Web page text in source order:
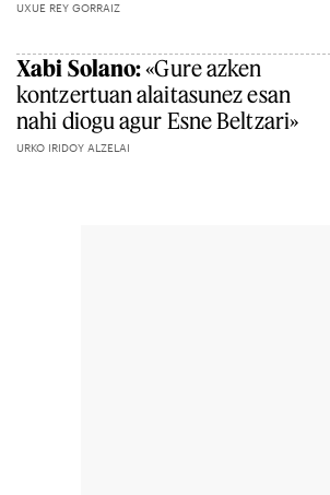
UXUE REY GORRAIZ
Xabi Solano:«Gure azken
kontzertuan alaitasunez esan
nahi diogu agur Esne Beltzari»
URKO IRIDOY ALZELAI